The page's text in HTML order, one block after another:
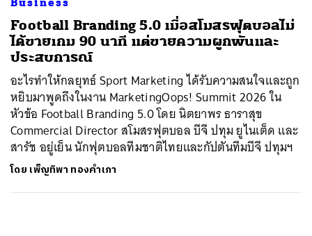
Football Branding 5.0 เมื่อสโมสรฟุตบอลไม่
ได้ขายเกม 90 นาที แต่ขายความผูกพันและ
ประสบการณ์
อะไรทำให้กลยุทธ์ Sport Marketing ได้รับความสนใจและถูก
หยิบมาพูดถึงในงาน MarketingOops! Summit 2026 ใน
หัวข้อ Football Branding 5.0 โดย นิตยาพร ธาราสุข
Commercial Director สโมสรฟุตบอล บีจี ปทุม ยูไนเต็ด และ
สารัช อยู่เย็น นักฟุตบอลทีมชาติไทยและกัปตันทีมบีจี ปทุมฯ
โดย เพ็ญทิพา ทองคำเภา